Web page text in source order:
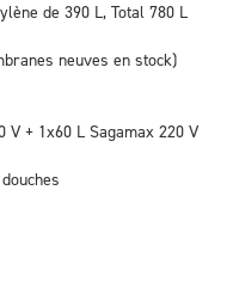
de 390 L, Total 780 L
neuves en stock)
+ 1x60 L Sagamax 220 V